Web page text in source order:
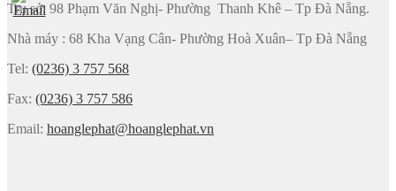
Trụ sở: 98 Phạm Văn Nghị- Phường Thanh Khê – Tp Đà Nẵng.
Nhà máy : 68 Kha Vạng Cân- Phường Hoà Xuân– Tp Đà Nẵng
Tel: (0236) 3 757 568
Fax: (0236) 3 757 586
Email: hoanglephat@hoanglephat.vn